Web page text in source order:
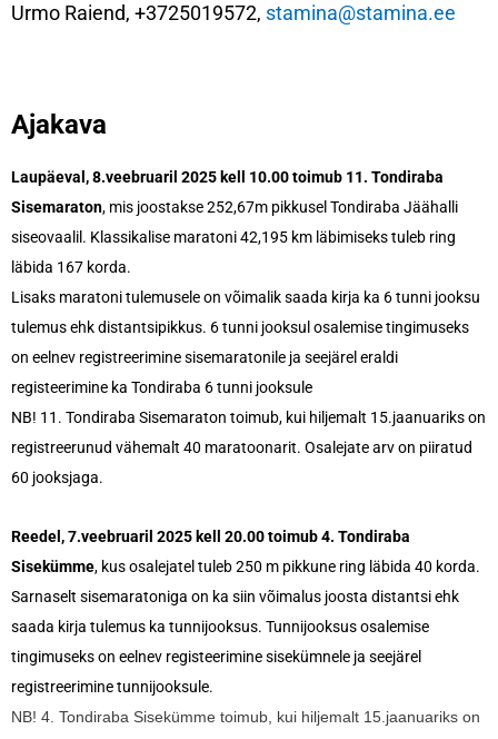
Urmo Raiend, +3725019572, stamina@stamina.ee
Ajakava
Laupäeval, 8.veebruaril 2025 kell 10.00 toimub 11. Tondiraba
Sisemaraton, mis joostakse 252,67m pikkusel Tondiraba Jäähalli
siseovaalil. Klassikalise maratoni 42,195 km läbimiseks tuleb ring
läbida 167 korda.
Lisaks maratoni tulemusele on võimalik saada kirja ka 6 tunni jooksu
tulemus ehk distantsipikkus. 6 tunni jooksul osalemise tingimuseks
on eelnev registreerimine sisemaratonile ja seejärel eraldi
registeerimine ka Tondiraba 6 tunni jooksule
NB! 11. Tondiraba Sisemaraton toimub, kui hiljemalt 15.jaanuariks on
registreerunud vähemalt 40 maratoonarit. Osalejate arv on piiratud
60 jooksjaga.
Reedel, 7.veebruaril 2025 kell 20.00 toimub 4. Tondiraba
Sisekümme, kus osalejatel tuleb 250 m pikkune ring läbida 40 korda.
Sarnaselt sisemaratoniga on ka siin võimalus joosta distantsi ehk
saada kirja tulemus ka tunnijooksus. Tunnijooksus osalemise
tingimuseks on eelnev registeerimine sisekümnele ja seejärel
registreerimine tunnijooksule.
NB! 4. Tondiraba Sisekümme toimub, kui hiljemalt 15.jaanuariks on